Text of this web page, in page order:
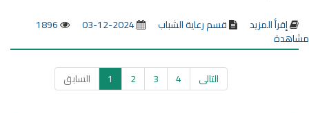
إقرأ المزيد قسم رعاية الشباب 2024-12-03
1896
مشاهدة
السابق 1 2 3 4 التالى